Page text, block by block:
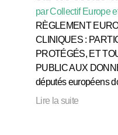
par Collectif Europe
RÈGLEMENT
CLINIQUES :
PROTÉGÉS, ET
PUBLIC AUX
députés européens
Lire la suite